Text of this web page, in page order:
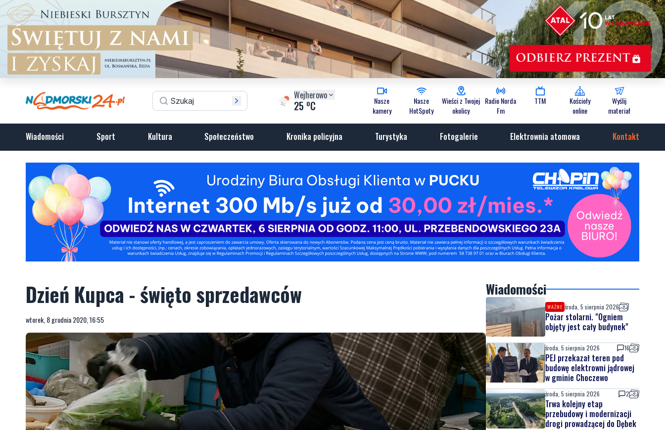
Wejherowo
25 oC
Nasze
kamery
Nasze
HotSpoty
Wieści z Twojej
okolicy
Radio Norda
Fm
TTM
Kościoły
online
Wyślij
materiał
Wiadomości Sport Kultura Społeczeństwo Kronika policyjna Turystyka Fotogalerie Elektrownia atomowa Kontakt
Dzień Kupca - święto sprzedawców
wtorek, 8 grudnia 2020, 16:55
Wiadomości
WAŻNE środa, 5 sierpnia 2026
Pożar stolarni. "Ogniem
objęty jest cały budynek"
środa, 5 sierpnia 2026 16
PEJ przekazał teren pod
budowę elektrowni jądrowej
w gminie Choczewo
środa, 5 sierpnia 2026 2
Trwa kolejny etap
przebudowy i modernizacji
drogi prowadzącej do Dębek